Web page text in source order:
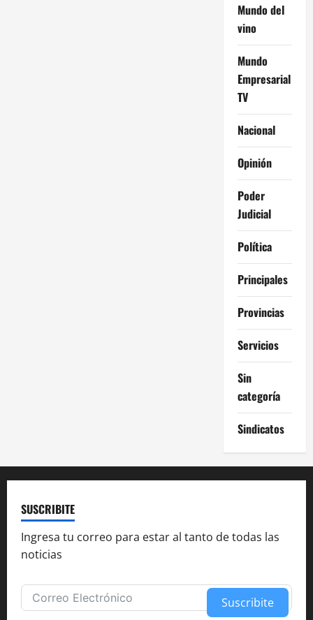
Mundo del
vino
Mundo
Empresarial
TV
Nacional
Opinión
Poder
Judicial
Política
Principales
Provincias
Servicios
Sin
categoría
Sindicatos
SUSCRIBITE
Ingresa tu correo para estar al tanto de todas las
noticias
Suscribite